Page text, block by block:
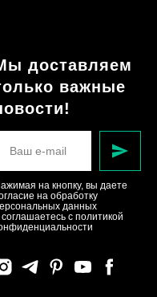
доставляем
важные
на кнопку, вы даете
на обработку
данных
c политикой